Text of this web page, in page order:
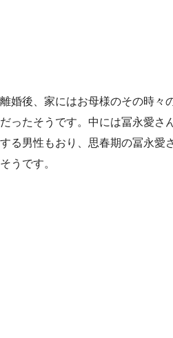
離婚後、家にはお母様のその時々
だったそうです。中には冨永愛さ
する男性もおり、思春期の冨永愛
そうです。